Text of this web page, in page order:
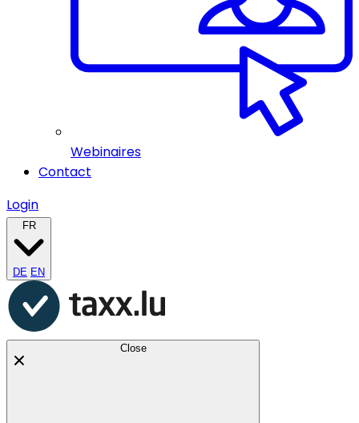
Webinaires
Contact
Login
FR
DE EN
Close